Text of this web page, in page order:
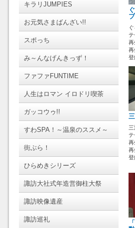
キラリJUMPIES
お元気さまばんざい!!
スポっち
み～んなげんきっず！
ファファFUNTIME
人生はロマン イロドリ喫茶
ガッコウゥ!!
すわSPA！～温泉のススメ～
街ぶら！
ひらめきシリーズ
諏訪大社式年造営御柱大祭
諏訪映像遺産
諏訪巡礼
テ
再
再
登
テ
再
再
登